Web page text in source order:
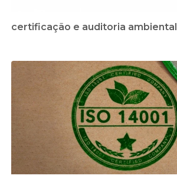
certificação e auditoria ambiental